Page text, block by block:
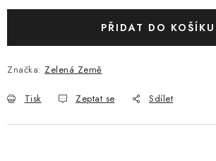
PŘIDAT DO KOŠÍKU
Značka: Zelená Země
Tisk Zeptat se Sdílet